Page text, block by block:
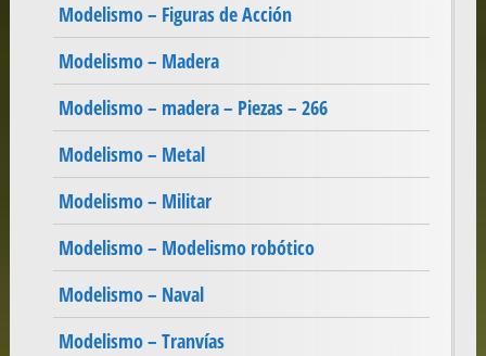
Modelismo – Figuras de Acción
Modelismo – Madera
Modelismo – madera – Piezas – 266
Modelismo – Metal
Modelismo – Militar
Modelismo – Modelismo robótico
Modelismo – Naval
Modelismo – Tranvías